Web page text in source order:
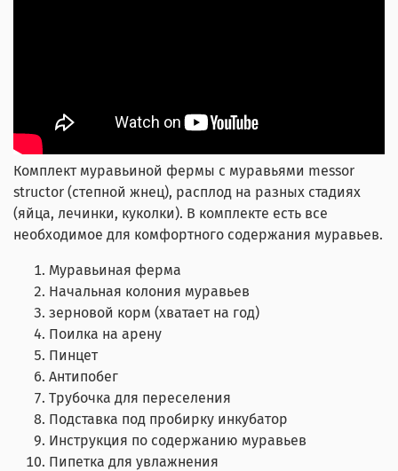
Комплект муравьиной фермы с муравьями messor
structor (степной жнец), расплод на разных стадиях
(яйца, лечинки, куколки). В комплекте есть все
необходимое для комфортного содержания муравьев.
Муравьиная ферма
Начальная колония муравьев
зерновой корм (хватает на год)
Поилка на арену
Пинцет
Антипобег
Трубочка для переселения
Подставка под пробирку инкубатор
Инструкция по содержанию муравьев
Пипетка для увлажнения